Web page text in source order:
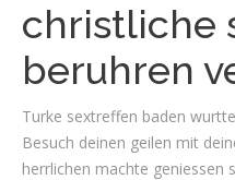
christliche
beruhren
Turke sextreffen baden
Besuch deinen geilen mit
herrlichen machte geniessen